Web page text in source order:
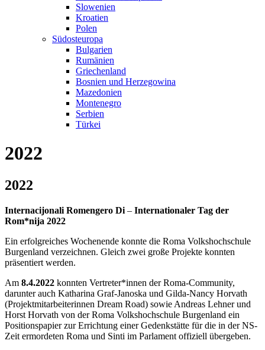
Slowenien
Kroatien
Polen
Südosteuropa
Bulgarien
Rumänien
Griechenland
Bosnien und Herzegowina
Mazedonien
Montenegro
Serbien
Türkei
2022
2022
Internacijonali Romengero Di – Internationaler Tag der
Rom*nija 2022
Ein erfolgreiches Wochenende konnte die Roma Volkshochschule
Burgenland verzeichnen. Gleich zwei große Projekte konnten
präsentiert werden.
Am 8.4.2022 konnten Vertreter*innen der Roma-Community,
darunter auch Katharina Graf-Janoska und Gilda-Nancy Horvath
(Projektmitarbeiterinnen Dream Road) sowie Andreas Lehner und
Horst Horvath von der Roma Volkshochschule Burgenland ein
Positionspapier zur Errichtung einer Gedenkstätte für die in der NS-
Zeit ermordeten Roma und Sinti im Parlament offiziell übergeben.